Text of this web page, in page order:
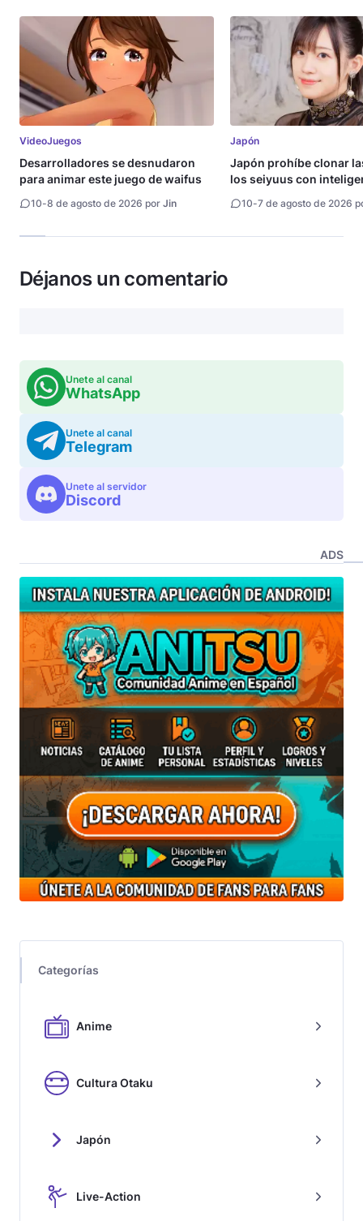
VideoJuegos
Desarrolladores se desnudaron
para animar este juego de waifus
10-8 de agosto de 2026 por Jin
Japón
Japón prohíbe clonar
los seiyuus con
10-7 de agosto de 2026
Déjanos un comentario
Unete al canal
WhatsApp
Unete al canal
Telegram
Unete al servidor
Discord
ADS
Categorías
Anime
Cultura Otaku
Japón
Live-Action